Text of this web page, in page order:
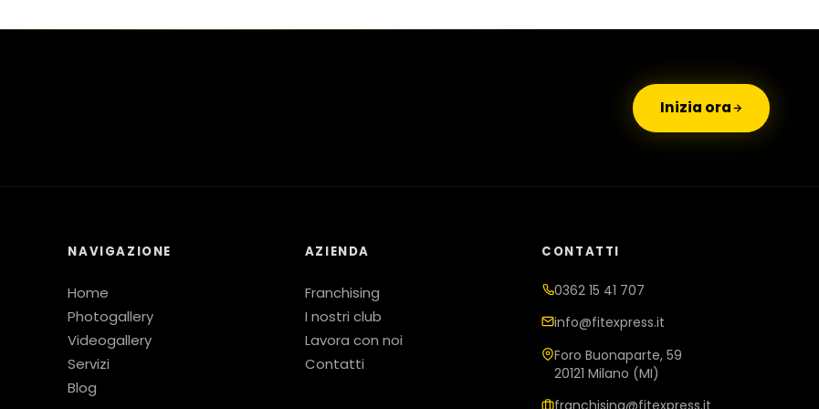
Inizia ora
NAVIGAZIONE
Home
Photogallery
Videogallery
Servizi
Blog
AZIENDA
Franchising
I nostri club
Lavora con noi
Contatti
CONTATTI
0362 15 41 707
info@fitexpress.it
Foro Buonaparte, 59
20121 Milano (MI)
franchising@fitexpress.it